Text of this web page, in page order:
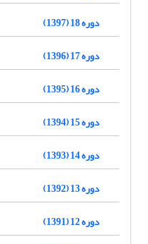
دوره 18 (1397)
دوره 17 (1396)
دوره 16 (1395)
دوره 15 (1394)
دوره 14 (1393)
دوره 13 (1392)
دوره 12 (1391)